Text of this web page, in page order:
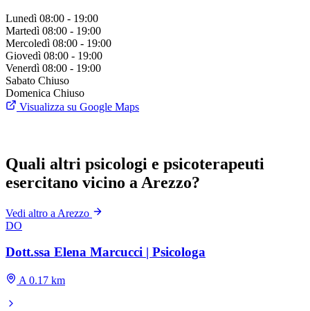
Lunedì 08:00 - 19:00
Martedì 08:00 - 19:00
Mercoledì 08:00 - 19:00
Giovedì 08:00 - 19:00
Venerdì 08:00 - 19:00
Sabato Chiuso
Domenica Chiuso
Visualizza su Google Maps
Quali altri psicologi e psicoterapeuti
esercitano vicino a Arezzo?
Vedi altro a Arezzo
DO
Dott.ssa Elena Marcucci | Psicologa
A 0.17 km